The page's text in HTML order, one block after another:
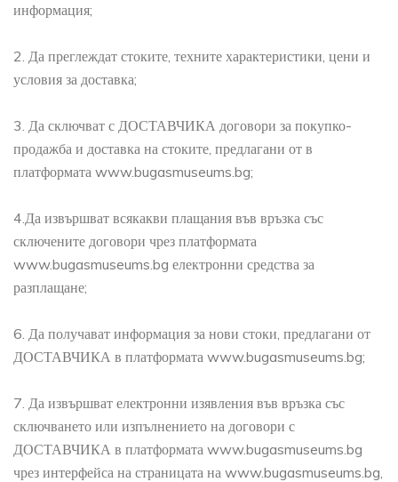
информация;
2. Да преглеждат стоките, техните характеристики, цени и
условия за доставка;
3. Да сключват с ДОСТАВЧИКА договори за покупко-
продажба и доставка на стоките, предлагани от в
платформата www.bugasmuseums.bg;
4.Да извършват всякакви плащания във връзка със
сключените договори чрез платформата
www.bugasmuseums.bg електронни средства за
разплащане;
6. Да получават информация за нови стоки, предлагани от
ДОСТАВЧИКА в платформата www.bugasmuseums.bg;
7. Да извършват електронни изявления във връзка със
сключването или изпълнението на договори с
ДОСТАВЧИКА в платформата www.bugasmuseums.bg
чрез интерфейса на страницата на www.bugasmuseums.bg,